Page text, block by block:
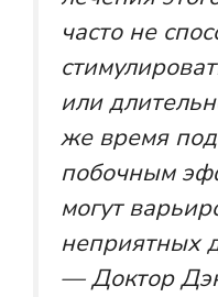
часто не
или
же время
побочным
могут
неприятных
— Доктор